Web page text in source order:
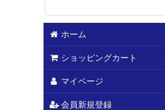
ホーム
ショッピングカート
マイページ
会員新規登録